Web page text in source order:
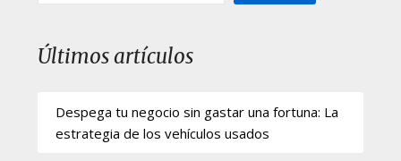
Últimos artículos
Despega tu negocio sin gastar una fortuna: La
estrategia de los vehículos usados